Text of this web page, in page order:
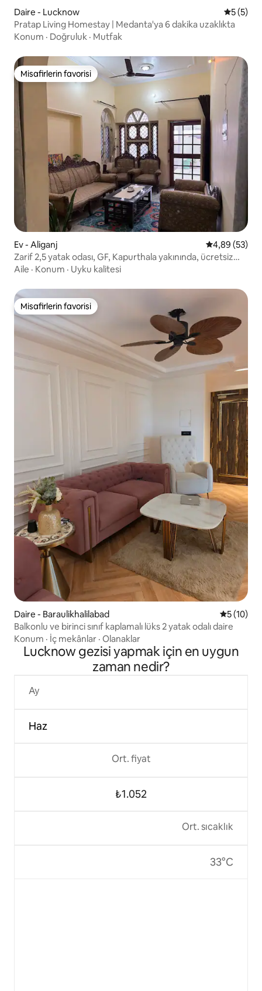
Daire - Lucknow 55 (5)
Pratap Living Homestay | Medanta'ya 6 dakika uzaklıkta
Konum · Doğruluk · Mutfak
Misafirlerin favorisi
Misafirlerin favorisi
Ev - Aliganj 5 üzerinden
4,89 (53)
Zarif 2,5 yatak odası, GF, Kapurthala yakınında, ücretsiz
otopark
Aile · Konum · Uyku kalitesi
Misafirlerin favorisi
Misafirlerin favorisi
Daire - Baraulikhalilabad 55 (10)
Balkonlu ve birinci sınıf kaplamalı lüks 2 yatak odalı daire
Konum · İç mekânlar · Olanaklar
Lucknow gezisi yapmak için en uygun
zaman nedir?
Ay
Haz
Ort. fiyat
₺1.052
Ort. sıcaklık
33°C